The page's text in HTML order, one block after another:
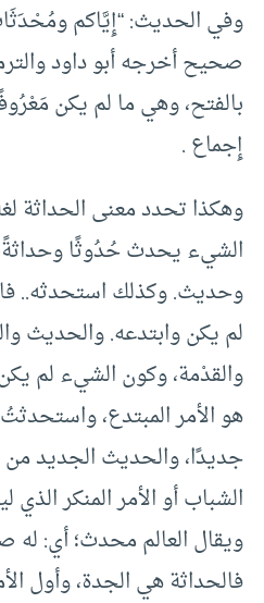
وفي الحديث: “إِيَّاكم
صحيح أخرجه أبو داود
بالفتح، وهي ما لم يكن
إِجماع .
وهكذا تحدد معنى الحداثة
الشيء يحدث حُدُوثًا
وحديث. وكذلك استحدثه..
لم يكن وابتدعه. والحديث
والقدْمة، وكون الشيء لم
هو الأمر المبتدع،
جديدًا، والحديث الجديد
الشباب أو الأمر المنكر الذي
ويقال العالم محدث؛ أي: له
فالحداثة هي الجدة، وأول